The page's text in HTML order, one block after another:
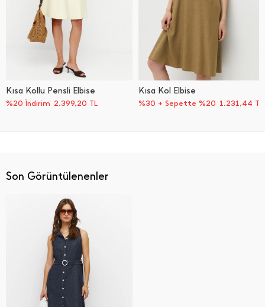
Kısa Kollu Pensli Elbise
%20 İndirim 2.399,20 TL
Kısa Kol Elbise
%30 + Sepette %20 1.231,44 TL
Son Görüntülenenler